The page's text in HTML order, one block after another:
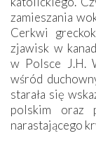
zamieszania
Cerkwi
zjawisk w
w Polsce J.H.
wśród
starała się
polskim oraz
narastającego